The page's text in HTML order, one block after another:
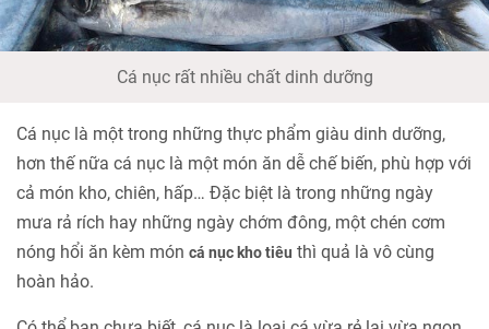
Cá nục rất nhiều chất dinh dưỡng
Cá nục là một trong những thực phẩm giàu dinh dưỡng,
hơn thế nữa cá nục là một món ăn dễ chế biến, phù hợp với
cả món kho, chiên, hấp… Đặc biệt là trong những ngày
mưa rả rích hay những ngày chớm đông, một chén cơm
nóng hổi ăn kèm món cá nục kho tiêu thì quả là vô cùng
hoàn hảo.